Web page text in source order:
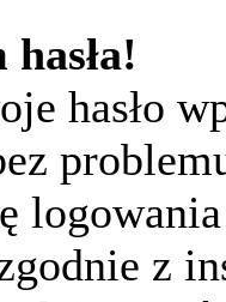
hasło
z